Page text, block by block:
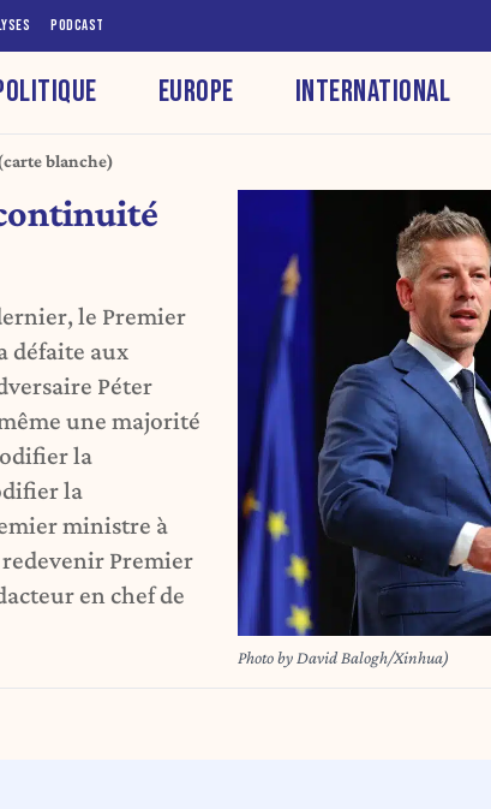
PODCAST
EUROPE INTERNATIONAL
blanche)
le Premier
défaite aux
Péter
une majorité
la
la
ministre à
Premier
en chef de
Photo by David Balogh/Xinhua)